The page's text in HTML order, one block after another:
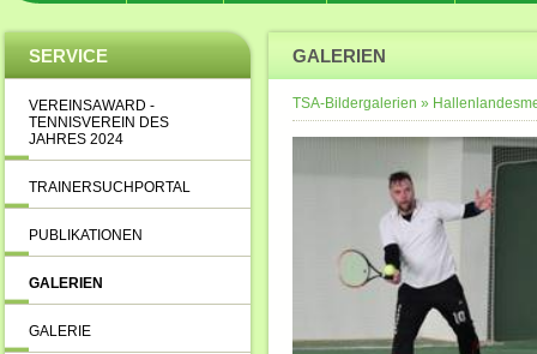
SERVICE
VEREINSAWARD -
TENNISVEREIN DES
JAHRES 2024
TRAINERSUCHPORTAL
PUBLIKATIONEN
GALERIEN
GALERIE
GALERIEN
TSA-Bildergalerien »